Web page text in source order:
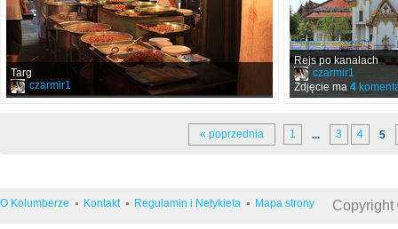
Targ
czarmir1
Rejs po kanałach
czarmir1
Zdjęcie ma4
« poprzednia 1 ... 3 4 5
O Kolumberze Kontakt Regulamin i Netykieta Mapa strony